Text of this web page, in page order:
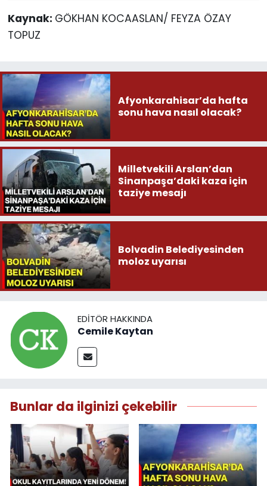
Kaynak: GÖKHAN KOCAASLAN/ FEYZA ÖZAY
TOPUZ
Afyonkarahisar’da hafta
sonu hava nasıl olacak?
Milletvekili Arslan’dan
Sinanpaşa’daki kaza için
taziye mesajı
Bolvadin Belediyesinden
moloz uyarısı
EDITÖR HAKKINDA
Cemile Kaytan
Bunlar da ilginizi çekebilir